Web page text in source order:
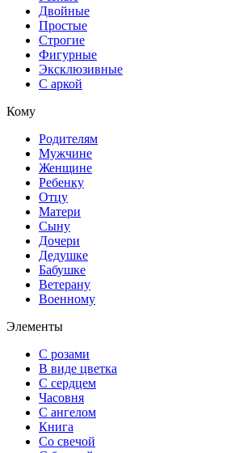
Двойные
Простые
Строгие
Фигурные
Эксклюзивные
С аркой
Кому
Родителям
Мужчине
Женщине
Ребенку
Отцу
Матери
Сыну
Дочери
Дедушке
Бабушке
Ветерану
Военному
Элементы
С розами
В виде цветка
С сердцем
Часовня
С ангелом
Книга
Со свечой